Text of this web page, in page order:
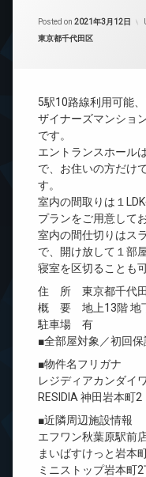
Posted on 2021年3月12日
カテゴリー:
東京都千代田区
5駅10路線利用可能
ザイナーズマンショ
です。
エントランスホール
で、お住いの方だけ
す。
室内の間取りは１
プランをご用意して
室内の間仕切りはス
で、開け放して１部
寝室を区切ることも
住 所 東京都千代田
概 要 地上13階 地
駐車場 有
■全部屋対象／初回
■物件名フリガナ
レジディアカンダイ
RESIDIA 神田岩本町2
■近隣周辺施設情報
エフワン秋葉原駅前
まいばすけっと岩本
ミニストップ岩本町